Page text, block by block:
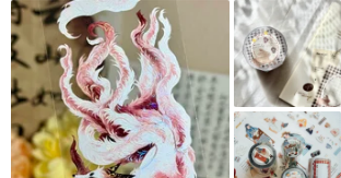
5/ PET tapes with special oil treatment appear
whereas washi tapes with special oil treatment
feel.
Before You Buy
1/ There may be slight color variations in the